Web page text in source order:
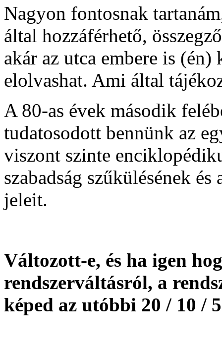
Nagyon fontosnak
által hozzáférhető,
akár az utca embere is
elolvashat. Ami által
A 80-as évek második
tudatosodott bennünk az
viszont szinte
szabadság szűkülésének
jeleit.
Változott-e, és ha igen
rendszerváltásról, a
képed az utóbbi 20 / 10 /